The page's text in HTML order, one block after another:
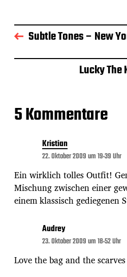
a
g
s
a
Subtle Tones – New
Lucky The
5 Kommentare
Kristian
22. Oktober 2009 um 19:39 Uhr
Ein wirklich tolles Outfit!
Mischung zwischen einer
einem klassisch gediegenen
Audrey
23. Oktober 2009 um 18:52 Uhr
Love the bag and the